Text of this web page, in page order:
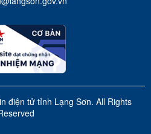
điện tử tỉnh Lạng Sơn. All Rights